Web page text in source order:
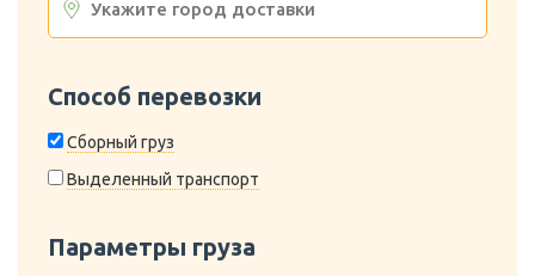
Способ перевозки
Сборный груз
Выделенный транспорт
Параметры груза